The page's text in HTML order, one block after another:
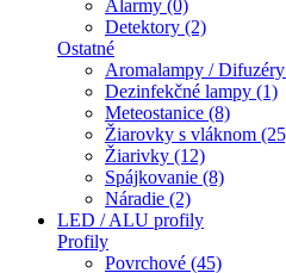
Alarmy (0)
Detektory (2)
Ostatné
Aromalampy /
Dezinfekčné lampy (1)
Meteostanice (8)
Žiarovky s vláknom
Žiarivky (12)
Spájkovanie (8)
Náradie (2)
LED / ALU profily
Profily
Povrchové (45)